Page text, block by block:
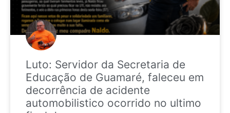
Luto: Servidor da Secretaria de
Educação de Guamaré, faleceu em
decorrência de acidente
automobilistico ocorrido no ultimo